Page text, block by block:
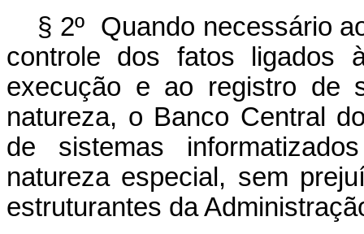
§ 2º Quando necessário
controle dos fatos ligados
execução e ao registro de
natureza, o Banco Central
de sistemas
natureza especial, sem
estruturantes da